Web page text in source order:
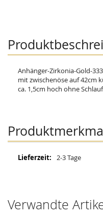
Anhänger-Zirkonia-Gold-
mit zwischenöse auf 42cm
ca. 1,5cm hoch ohne
Mehr
2-3 Tage
Verwandte